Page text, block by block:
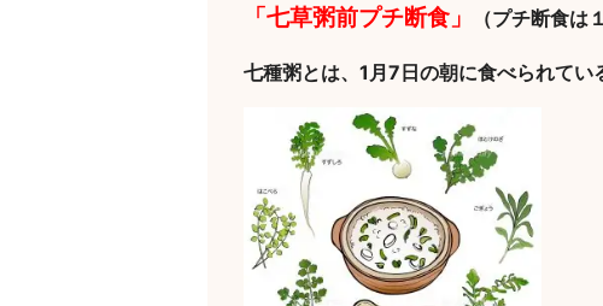
「七草粥前プチ断食」 （プチ断食は
七種粥とは、1月7日の朝に食べられて